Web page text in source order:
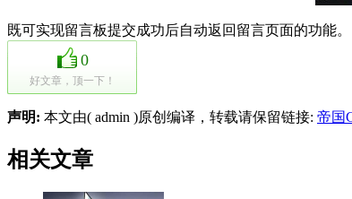
既可实现留言板提交成功后自动返回留言页面的功能。
0
好文章，顶一下！
声明: 本文由( admin )原创编译，转载请保留链接: 帝国
相关文章